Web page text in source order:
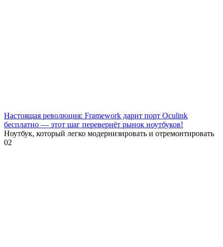
Настоящая революция: Framework дарит порт Oculink
бесплатно — этот шаг перевернёт рынок ноутбуков!
Ноутбук, который легко модернизировать и отремонтировать
02